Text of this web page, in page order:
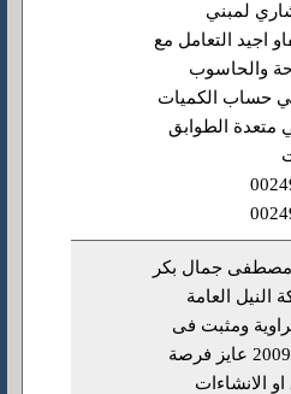
لمبني
اجيد التعامل مع
والحاسوب
حساب الكميات
متعدة الطوابق
مصطفى جمال بكر
العامة
ومثبت فى
الشركة دفعة2009 عايز فرصة
الانشاءات